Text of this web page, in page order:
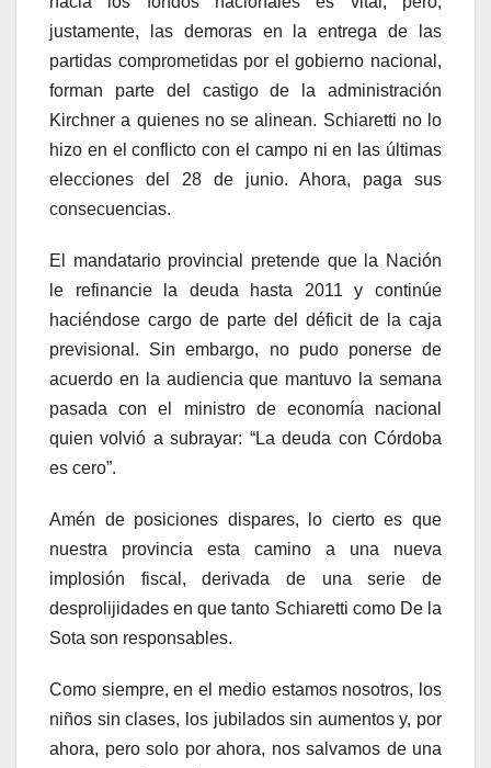
justamente, las demoras en la entrega de las
partidas comprometidas por el gobierno nacional,
forman parte del castigo de la administración
Kirchner a quienes no se alinean. Schiaretti no lo
hizo en el conflicto con el campo ni en las últimas
elecciones del 28 de junio. Ahora, paga sus
consecuencias.
El mandatario provincial pretende que la Nación
le refinancie la deuda hasta 2011 y continúe
haciéndose cargo de parte del déficit de la caja
previsional. Sin embargo, no pudo ponerse de
acuerdo en la audiencia que mantuvo la semana
pasada con el ministro de economía nacional
quien volvió a subrayar: “La deuda con Córdoba
es cero”.
Amén de posiciones dispares, lo cierto es que
nuestra provincia esta camino a una nueva
implosión fiscal, derivada de una serie de
desprolijidades en que tanto Schiaretti como De la
Sota son responsables.
Como siempre, en el medio estamos nosotros, los
niños sin clases, los jubilados sin aumentos y, por
ahora, pero solo por ahora, nos salvamos de una